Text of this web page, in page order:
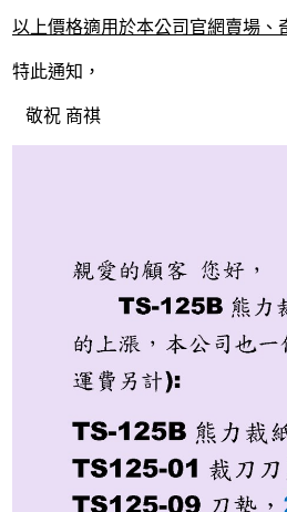
以上價格適用於本公司官網賣場、
特此通知，
敬祝 商祺